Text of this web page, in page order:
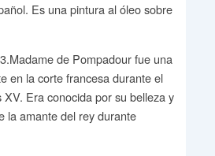
Es una pintura al óleo sobre
de Pompadour fue una
en la corte francesa durante el
XV. Era conocida por su belleza y
la amante del rey durante